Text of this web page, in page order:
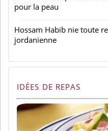
pour la peau
Hossam Habib nie toute
jordanienne
IDÉES DE REPAS